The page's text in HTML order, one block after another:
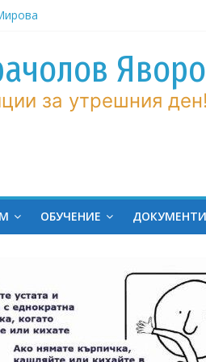
по
за утрешния ден!
ОБУЧЕНИЕ ДОКУМЕНТИ